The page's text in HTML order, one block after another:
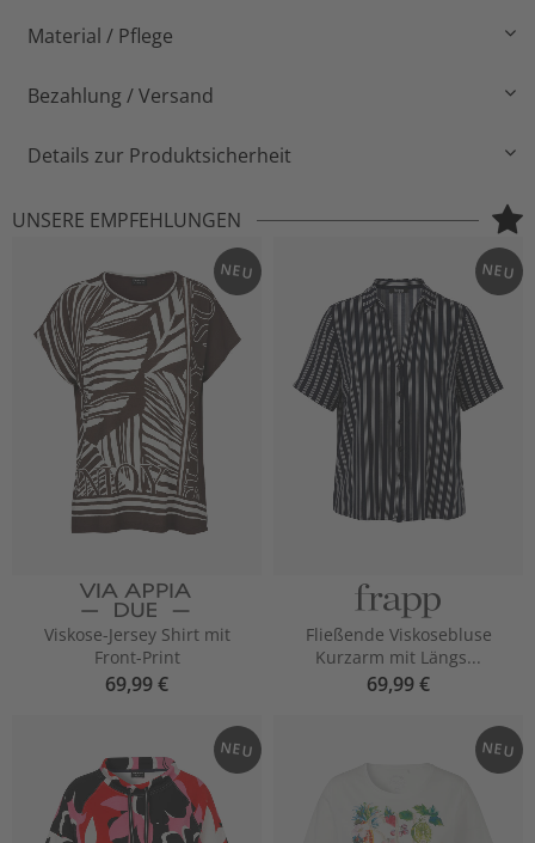
Material / Pflege
Bezahlung / Versand
Details zur Produktsicherheit
UNSERE EMPFEHLUNGEN
NEU
Viskose-Jersey Shirt mit
Front-Print
69,99 €
NEU
Fließende Viskosebluse
Kurzarm mit Längs...
69,99 €
NEU NEU